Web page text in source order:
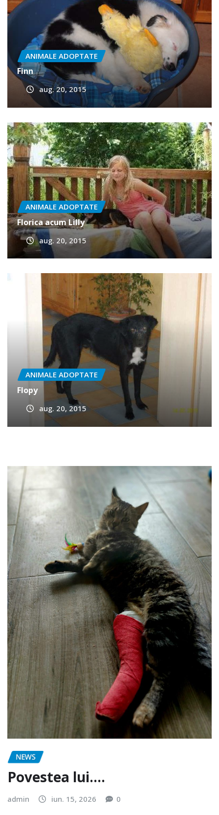
ANIMALE ADOPTATE
Finn
aug. 20, 2015
ANIMALE ADOPTATE
Florica acum Lilly
aug. 20, 2015
ANIMALE ADOPTATE
Flopy
aug. 20, 2015
NEWS
Povestea lui….